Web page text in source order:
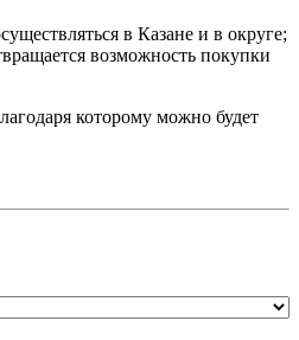
в Казане и в округе;
возможность покупки
которому можно будет